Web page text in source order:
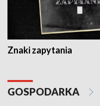
Znaki zapytania
GOSPODARKA